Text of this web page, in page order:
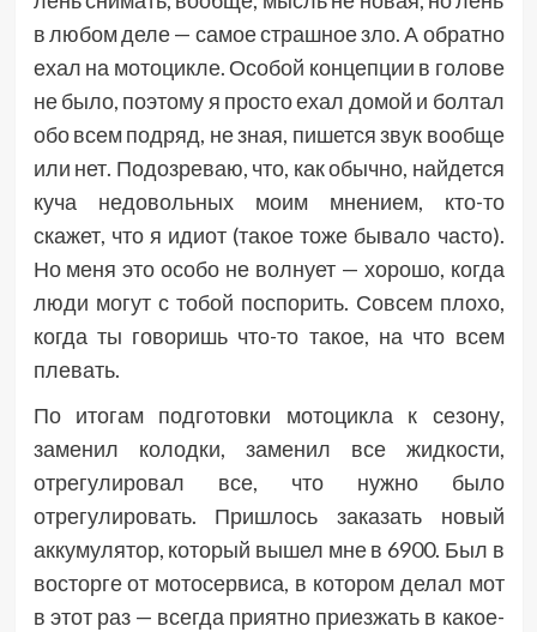
в любом деле — самое страшное зло. А обратно
ехал на мотоцикле. Особой концепции в голове
не было, поэтому я просто ехал домой и болтал
обо всем подряд, не зная, пишется звук вообще
или нет. Подозреваю, что, как обычно, найдется
куча недовольных моим мнением, кто-то
скажет, что я идиот (такое тоже бывало часто).
Но меня это особо не волнует — хорошо, когда
люди могут с тобой поспорить. Совсем плохо,
когда ты говоришь что-то такое, на что всем
плевать.
По итогам подготовки мотоцикла к сезону,
заменил колодки, заменил все жидкости,
отрегулировал все, что нужно было
отрегулировать. Пришлось заказать новый
аккумулятор, который вышел мне в 6900. Был в
восторге от мотосервиса, в котором делал мот
в этот раз — всегда приятно приезжать в какое-